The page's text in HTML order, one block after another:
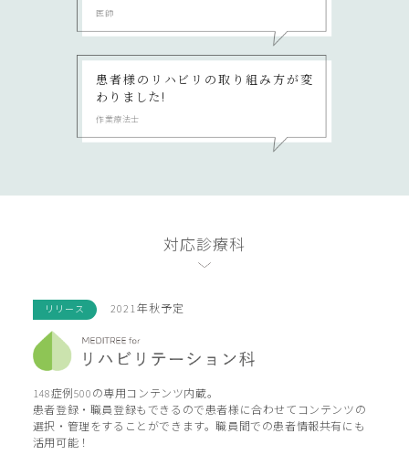
医師
患者様のリハビリの取り組み方が変
わりました!
作業療法士
対応診療科
リリース 2021年秋予定
148症例500の専用コンテンツ内蔵。
患者登録・職員登録もできるので患者様に合わせてコンテンツの
選択・管理をすることができます。職員間での患者情報共有にも
活用可能！